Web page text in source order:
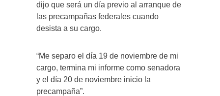
dijo que será un día previo al arranque de
las precampañas federales cuando
desista a su cargo.
“Me separo el día 19 de noviembre de mi
cargo, termina mi informe como senadora
y el día 20 de noviembre inicio la
precampaña”.